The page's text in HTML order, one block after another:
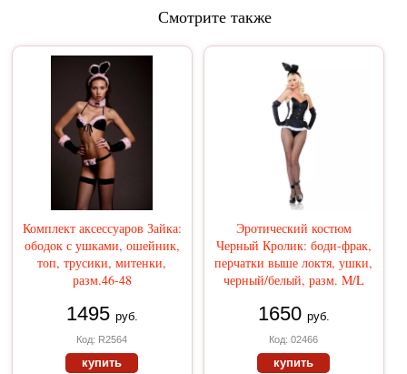
Смотрите также
Комплект аксессуаров Зайка:
ободок с ушками, ошейник,
топ, трусики, митенки,
разм.46-48
1495 руб.
Код: R2564
купить
Эротический костюм
Черный Кролик: боди-фрак,
перчатки выше локтя, ушки,
черный/белый, разм. M/L
1650 руб.
Код: 02466
купить